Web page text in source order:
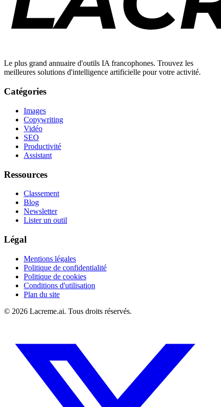
Le plus grand annuaire d'outils IA francophones. Trouvez les
meilleures solutions d'intelligence artificielle pour votre activité.
Catégories
Images
Copywriting
Vidéo
SEO
Productivité
Assistant
Ressources
Classement
Blog
Newsletter
Lister un outil
Légal
Mentions légales
Politique de confidentialité
Politique de cookies
Conditions d'utilisation
Plan du site
© 2026 Lacreme.ai. Tous droits réservés.